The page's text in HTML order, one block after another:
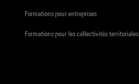
Formations pour entreprises
Formations pour les collectivités territoriales